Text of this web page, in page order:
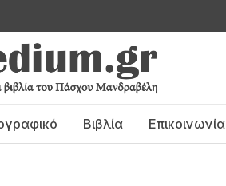
Βιβλία Επικοινωνία